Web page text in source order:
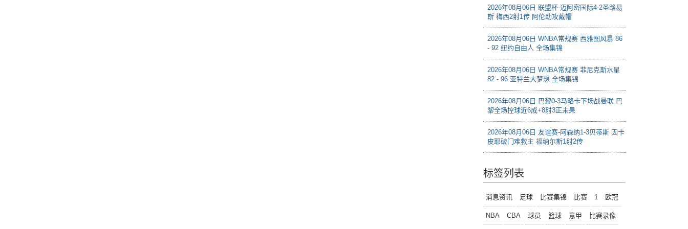
2026年08月06日 联盟杯-迈阿密国际4-2圣路易
斯 梅西2射1传 阿伦助攻戴帽
2026年08月06日 WNBA常规赛 西雅图风暴 86
- 92 纽约自由人 全场集锦
2026年08月06日 WNBA常规赛 菲尼克斯水星
82 - 96 亚特兰大梦想 全场集锦
2026年08月06日 巴黎0-3马略卡下场战曼联 巴
黎全场控球近6成+8射3正未果
2026年08月06日 友谊赛-阿森纳1-3贝蒂斯 因卡
皮耶破门难救主 福纳尔斯1射2传
标签列表
消息资讯 足球 比赛集锦 比赛 1 欧冠
NBA CBA 球员 篮球 意甲 比赛录像